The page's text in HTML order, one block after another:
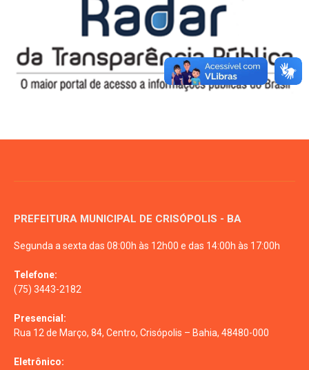
PREFEITURA MUNICIPAL DE CRISÓPOLIS - BA
Segunda a sexta das 08:00h às 12h00 e das 14:00h às 17:00h
Telefone:
(75) 3443-2182
Presencial:
Rua 12 de Março, 84, Centro, Crisópolis – Bahia, 48480-000
Eletrônico: